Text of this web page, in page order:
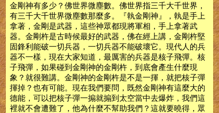
金剛神有多少？佛世界微塵數。佛世界指三千大千世界，
有三千大千世界微塵數那麼多。『執金剛神』，執是手上
拿著，金剛是武器，這些神眾都現將軍相，手上拿著武
器。金剛杵是古時候最好的武器，佛在經上講，金剛杵堅
固鋒利能破一切兵器，一切兵器不能破壞它。現代人的兵
器不一樣，現在大家知道，最厲害的兵器是核子飛彈。核
子飛彈，如果碰到金剛神的金剛杵，到底會產生什麼現
象？就很難講。金剛神的金剛杵是不是一揮，就把核子彈
揮掉？也有可能。現在我們要問，既然金剛神有這麼大的
德能，可以把核子彈一搧就搧到太空當中去爆炸，我們這
裡就不會遭難了，他為什麼不幫助我們？這就要曉得，眾